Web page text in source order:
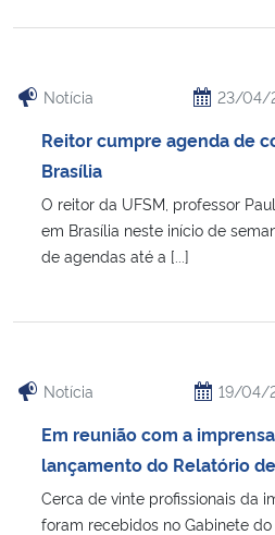
Notícia 23/04/
Reitor cumpre agenda de
Brasília
O reitor da UFSM, professor
em Brasília neste início de
de agendas até a [...]
Notícia 19/04/
Em reunião com a
lançamento do Relatório
Cerca de vinte profissionais da
foram recebidos no Gabinete